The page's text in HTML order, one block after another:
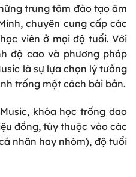
trung tâm đào tạo âm
chuyên cung cấp các
viên ở mọi độ tuổi. Với
độ cao và phương pháp
là sự lựa chọn lý tưởng
trống một cách bài bản.
khóa học trống dao
đồng, tùy thuộc vào các
nhân hay nhóm), độ tuổi